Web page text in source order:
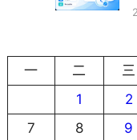
一
二 三
1
2
7
8 9